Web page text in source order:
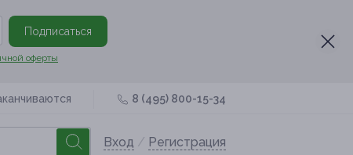
Подписаться
оферты
8 (495) 800-15-34
Вход / Регистрация